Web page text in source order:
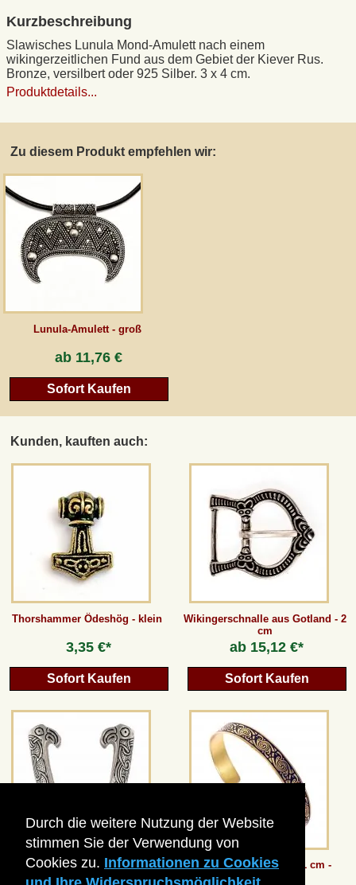
Durch die weitere Nutzung der Website
stimmen Sie der Verwendung von
Cookies zu. Informationen zu Cookies
Kurzbeschreibung
Slawisches Lunula Mond-Amulett nach einem
wikingerzeitlichen Fund aus dem Gebiet der Kiever Rus.
Bronze, versilbert oder 925 Silber. 3 x 4 cm.
Produktdetails...
Zu diesem Produkt empfehlen wir:
Lunula-Amulett - groß
ab 11,76 €
Sofort Kaufen
Kunden, kauften auch:
Thorshammer Ödeshög - klein
3,35 €*
Sofort Kaufen
Wikingerschnalle aus Gotland - 2
cm
ab 15,12 €*
Sofort Kaufen
Wikinger-Ortband "Haithabu"
Messing-Armreifen / 1 cm -
Spiralen
Widerrufsrecht
Anfertigung von Museumsrepliken
AGB
Gästebuch
Vertrag wiederrufen
bisherigen Preis bei peraperis.com.